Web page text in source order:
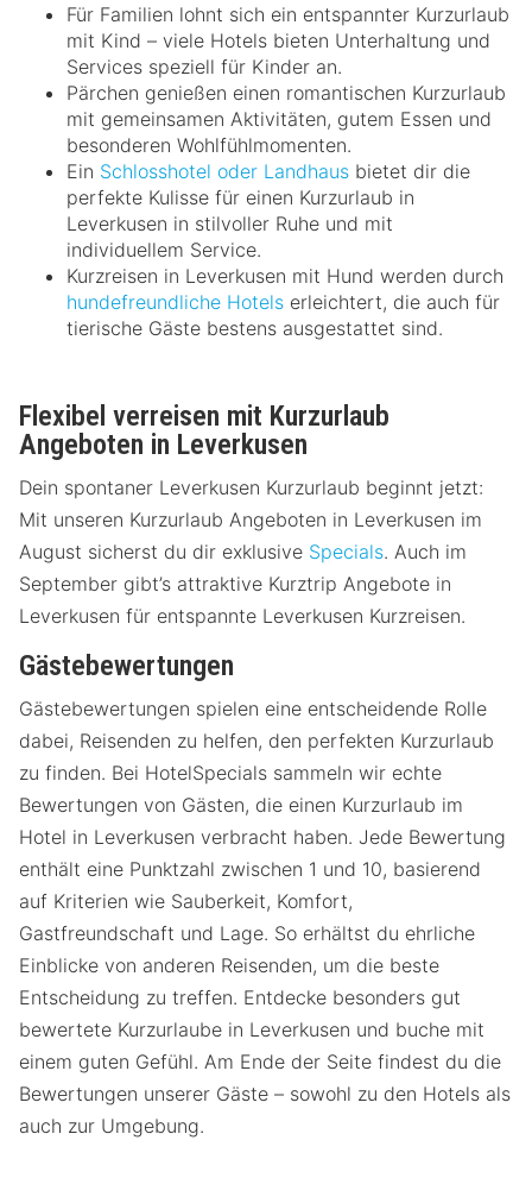
Für Familien lohnt sich ein entspannter Kurzurlaub
mit Kind – viele Hotels bieten Unterhaltung und
Services speziell für Kinder an.
Pärchen genießen einen romantischen Kurzurlaub
mit gemeinsamen Aktivitäten, gutem Essen und
besonderen Wohlfühlmomenten.
Ein Schlosshotel oder Landhaus bietet dir die
perfekte Kulisse für einen Kurzurlaub in
Leverkusen in stilvoller Ruhe und mit
individuellem Service.
Kurzreisen in Leverkusen mit Hund werden durch
hundefreundliche Hotels erleichtert, die auch für
tierische Gäste bestens ausgestattet sind.
Flexibel verreisen mit Kurzurlaub
Angeboten in Leverkusen
Dein spontaner Leverkusen Kurzurlaub beginnt jetzt:
Mit unseren Kurzurlaub Angeboten in Leverkusen im
August sicherst du dir exklusive Specials. Auch im
September gibt’s attraktive Kurztrip Angebote in
Leverkusen für entspannte Leverkusen Kurzreisen.
Gästebewertungen
Gästebewertungen spielen eine entscheidende Rolle
dabei, Reisenden zu helfen, den perfekten Kurzurlaub
zu finden. Bei HotelSpecials sammeln wir echte
Bewertungen von Gästen, die einen Kurzurlaub im
Hotel in Leverkusen verbracht haben. Jede Bewertung
enthält eine Punktzahl zwischen 1 und 10, basierend
auf Kriterien wie Sauberkeit, Komfort,
Gastfreundschaft und Lage. So erhältst du ehrliche
Einblicke von anderen Reisenden, um die beste
Entscheidung zu treffen. Entdecke besonders gut
bewertete Kurzurlaube in Leverkusen und buche mit
einem guten Gefühl. Am Ende der Seite findest du die
Bewertungen unserer Gäste – sowohl zu den Hotels als
auch zur Umgebung.